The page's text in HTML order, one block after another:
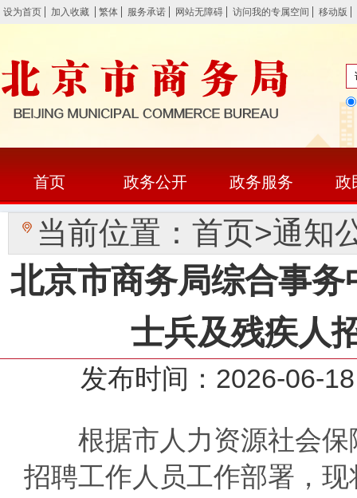
设为首页 加入收藏 繁体 服务承诺 网站无障碍 访问我的专属空间 移动版
首页 政务公开 政务服务 政
当前位置： 首页>通知
北京市商务局综合事
士兵及残疾人
发布时间：2026-
根据市人力资源社会保
招聘工作人员工作部署，